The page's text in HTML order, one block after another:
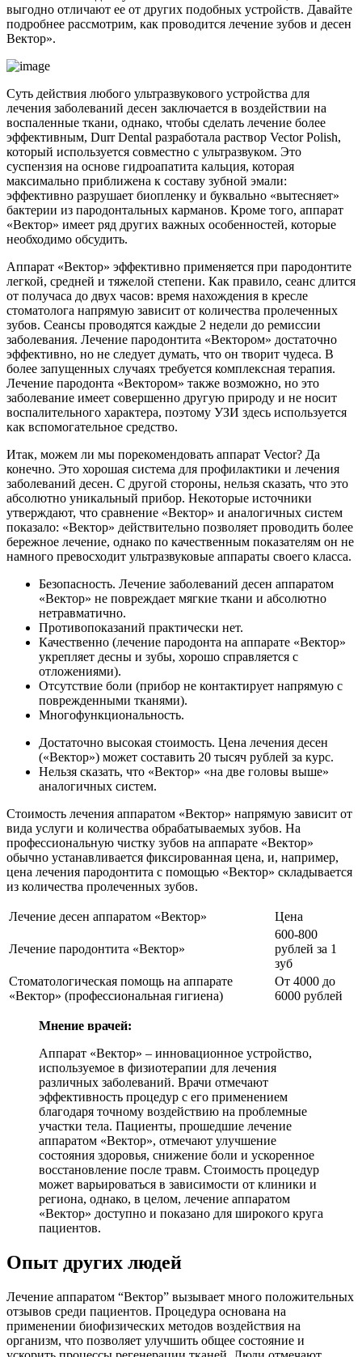
выгодно отличают ее от других подобных устройств. Давайте
подробнее рассмотрим, как проводится лечение зубов и десен
Вектор».
Суть действия любого ультразвукового устройства для
лечения заболеваний десен заключается в воздействии на
воспаленные ткани, однако, чтобы сделать лечение более
эффективным, Durr Dental разработала раствор Vector Polish,
который используется совместно с ультразвуком. Это
суспензия на основе гидроапатита кальция, которая
максимально приближена к составу зубной эмали:
эффективно разрушает биопленку и буквально «вытесняет»
бактерии из пародонтальных карманов. Кроме того, аппарат
«Вектор» имеет ряд других важных особенностей, которые
необходимо обсудить.
Аппарат «Вектор» эффективно применяется при пародонтите
легкой, средней и тяжелой степени. Как правило, сеанс длится
от получаса до двух часов: время нахождения в кресле
стоматолога напрямую зависит от количества пролеченных
зубов. Сеансы проводятся каждые 2 недели до ремиссии
заболевания. Лечение пародонтита «Вектором» достаточно
эффективно, но не следует думать, что он творит чудеса. В
более запущенных случаях требуется комплексная терапия.
Лечение пародонта «Вектором» также возможно, но это
заболевание имеет совершенно другую природу и не носит
воспалительного характера, поэтому УЗИ здесь используется
как вспомогательное средство.
Итак, можем ли мы порекомендовать аппарат Vector? Да
конечно. Это хорошая система для профилактики и лечения
заболеваний десен. С другой стороны, нельзя сказать, что это
абсолютно уникальный прибор. Некоторые источники
утверждают, что сравнение «Вектор» и аналогичных систем
показало: «Вектор» действительно позволяет проводить более
бережное лечение, однако по качественным показателям он не
намного превосходит ультразвуковые аппараты своего класса.
Безопасность. Лечение заболеваний десен аппаратом
«Вектор» не повреждает мягкие ткани и абсолютно
нетравматично.
Противопоказаний практически нет.
Качественно (лечение пародонта на аппарате «Вектор»
укрепляет десны и зубы, хорошо справляется с
отложениями).
Отсутствие боли (прибор не контактирует напрямую с
поврежденными тканями).
Многофункциональность.
Достаточно высокая стоимость. Цена лечения десен
(«Вектор») может составить 20 тысяч рублей за курс.
Нельзя сказать, что «Вектор» «на две головы выше»
аналогичных систем.
Стоимость лечения аппаратом «Вектор» напрямую зависит от
вида услуги и количества обрабатываемых зубов. На
профессиональную чистку зубов на аппарате «Вектор»
обычно устанавливается фиксированная цена, и, например,
цена лечения пародонтита с помощью «Вектор» складывается
из количества пролеченных зубов.
Лечение десен аппаратом «Вектор» Цена
Лечение пародонтита «Вектор»
600-800
рублей за 1
зуб
Стоматологическая помощь на аппарате
«Вектор» (профессиональная гигиена)
От 4000 до
6000 рублей
Мнение врачей:
Аппарат «Вектор» – инновационное устройство,
используемое в физиотерапии для лечения
различных заболеваний. Врачи отмечают
эффективность процедур с его применением
благодаря точному воздействию на проблемные
участки тела. Пациенты, прошедшие лечение
аппаратом «Вектор», отмечают улучшение
состояния здоровья, снижение боли и ускоренное
восстановление после травм. Стоимость процедур
может варьироваться в зависимости от клиники и
региона, однако, в целом, лечение аппаратом
«Вектор» доступно и показано для широкого круга
пациентов.
Опыт других людей
Лечение аппаратом “Вектор” вызывает много положительных
отзывов среди пациентов. Процедура основана на
применении биофизических методов воздействия на
организм, что позволяет улучшить общее состояние и